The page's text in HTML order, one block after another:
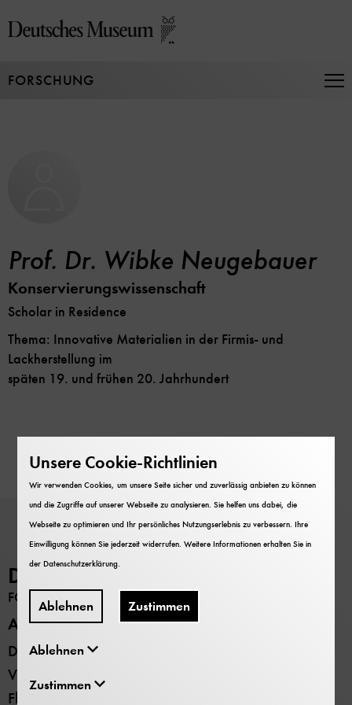
zum
FORSCHUNG
Prof. Dr. Wibke Neugebauer
Konservierungswissenschaft
Scholar in Residence
Thema: Innovative Materialien in der Firmis- und
Lackherstellung im
späten 19. und frühen 20. Jahrhundert
Deutsches Museum
FORSCHUNG
Alle Standorte
Deutsches Museum - Museumsinsel
Verkehrszentrum
Flugwerft Schleißheim
Unsere Cookie-Richtlinien
Wir verwenden Cookies, um unsere Seite sicher und zuverlässig anbieten zu können
und die Zugriffe auf unserer Webseite zu analysieren. Sie helfen uns dabei, die
Webseite zu optimieren und Ihr persönliches Nutzungserlebnis zu verbessern. Ihre
Einwilligung können Sie jederzeit widerrufen. Weitere Informationen erhalten Sie in
derDatenschutzerklärung.
Ablehnen Zustimmen
Ablehnen
Zustimmen